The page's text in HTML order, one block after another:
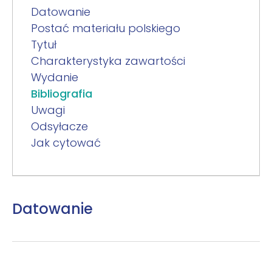
Datowanie
Postać materiału polskiego
Tytuł
Charakterystyka zawartości
Wydanie
Bibliografia
Uwagi
Odsyłacze
Jak cytować
Datowanie